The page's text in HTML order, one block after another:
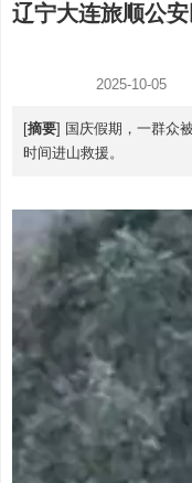
辽宁大连旅顺公
2025-10-05
[摘要] 国庆假期，一群众
时间进山救援。